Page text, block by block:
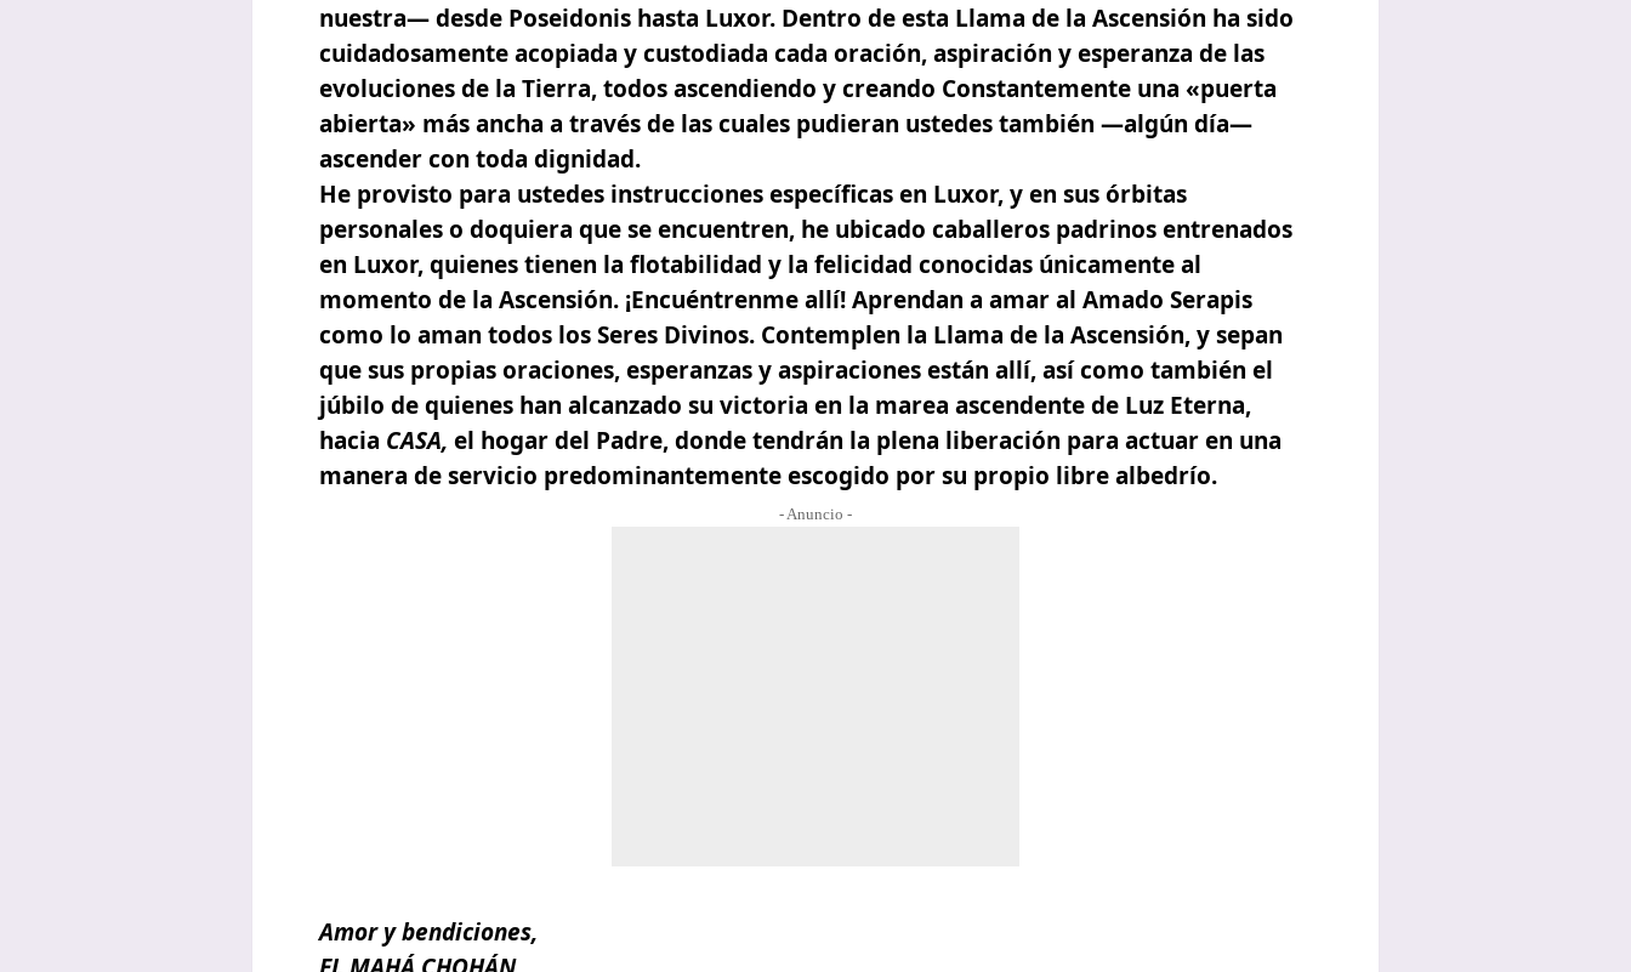
nuestra— desde Poseidonis hasta Luxor. Dentro de esta Llama de la Ascensión ha sido
cuidadosamente acopiada y custodiada cada oración, aspiración y esperanza de las
evoluciones de la Tierra, todos ascendiendo y creando Constantemente una «puerta
abierta» más ancha a través de las cuales pudieran ustedes también —algún día—
ascender con toda dignidad.
He provisto para ustedes instrucciones específicas en Luxor, y en sus órbitas
personales o doquiera que se encuentren, he ubicado caballeros padrinos entrenados
en Luxor, quienes tienen la flotabilidad y la felicidad conocidas únicamente al
momento de la Ascensión. ¡Encuéntrenme allí!Aprendan a amar al Amado Serapis
como lo aman todos los Seres Divinos. Contemplen la Llama de la Ascensión, y sepan
que sus propias oraciones, esperanzas y aspiraciones están allí, así como también el
júbilo de quienes han alcanzado su victoria en la marea ascendente de Luz Eterna,
hacia CASA, el hogar del Padre, donde tendrán la plena liberación para actuar en una
manera de servicio predominantemente escogido por su propio libre albedrío.
- Anuncio -
Amor y bendiciones,